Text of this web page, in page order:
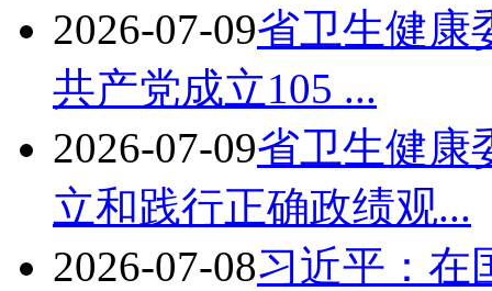
2026-07-09省卫生健康
共产党成立105 ...
2026-07-09省卫生健康
立和践行正确政绩观...
2026-07-08习近平：在